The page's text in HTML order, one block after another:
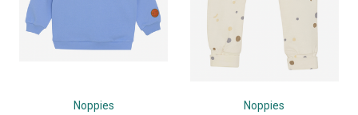
Noppies Noppies